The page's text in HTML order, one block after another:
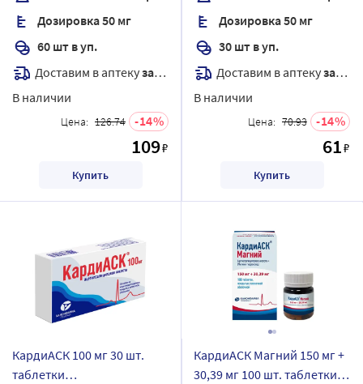
оболочкой
Дозировка 50 мг
60 шт в уп.
Доставим в аптекузавтра
В наличии
Цена: 126.74 14
109₽
Купить
оболочкой
Дозировка 50 мг
30 шт в уп.
Доставим в аптекузавтра
В наличии
Цена: 70.93 14
61₽
Купить
КардиАСК 100 мг 30 шт.
таблетки
КардиАСК Магний 150 мг +
30,39 мг 100 шт. таблетки,